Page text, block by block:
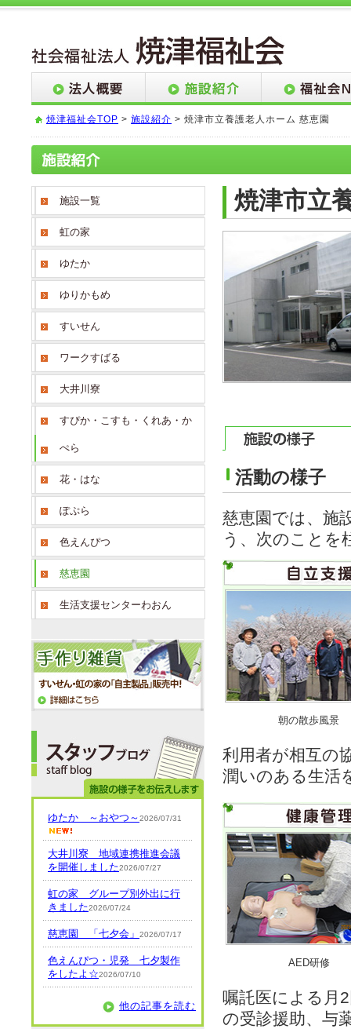
焼津福祉会TOP > 施設紹介 > 焼津市立養護老人ホーム 慈恵園
焼津市立
活動の様子
慈恵園では、施
う、次のことを
朝の散歩風景
利用者が相互の
潤いのある生活
AED研修
嘱託医による月
の受診援助、与
施設一覧
虹の家
ゆたか
ゆりかもめ
すいせん
ワークすばる
大井川寮
すぴか・こすも・くれあ・か
ぺら
花・はな
ぽぷら
色えんぴつ
慈恵園
生活支援センターわおん
ゆたか ～おやつ～2026/07/31
大井川寮 地域連携推進会議
を開催しました2026/07/27
虹の家 グループ別外出に行
きました2026/07/24
慈恵園 「七夕会」 2026/07/17
色えんぴつ・児発 七夕製作
をしたよ☆2026/07/10
他の記事を読む